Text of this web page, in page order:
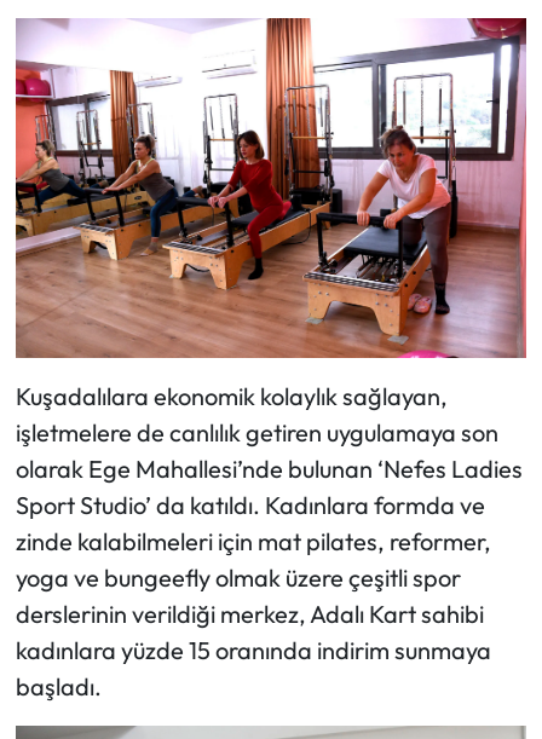
Kuşadalılara ekonomik kolaylık sağlayan,
işletmelere de canlılık getiren uygulamaya son
olarak Ege Mahallesi’nde bulunan ‘Nefes Ladies
Sport Studio’ da katıldı. Kadınlara formda ve
zinde kalabilmeleri için mat pilates, reformer,
yoga ve bungeefly olmak üzere çeşitli spor
derslerinin verildiği merkez, Adalı Kart sahibi
kadınlara yüzde 15 oranında indirim sunmaya
başladı.